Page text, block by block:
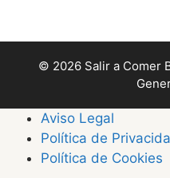
© 2026 Salir a Comer
Aviso Legal
Política de
Política de Cookies